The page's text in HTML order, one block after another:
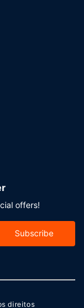
offers!
Subscribe
direitos